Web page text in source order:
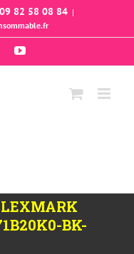
82 58 08 84 |
YouTube
LEXMARK
BK-